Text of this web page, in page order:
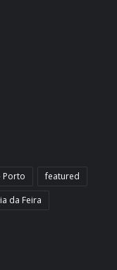
Porto
featured
da Feira